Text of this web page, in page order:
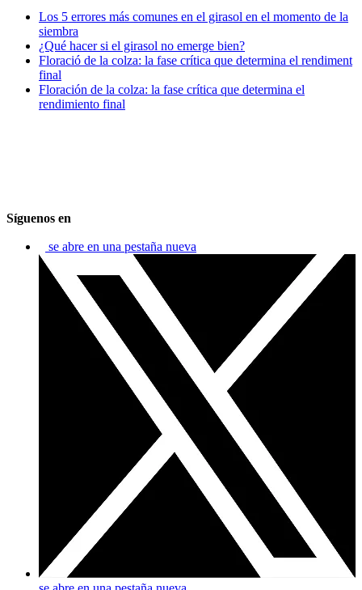
Los 5 errores más comunes en el girasol en el momento de la
siembra
¿Qué hacer si el girasol no emerge bien?
Floració de la colza: la fase crítica que determina el rendiment
final
Floración de la colza: la fase crítica que determina el
rendimiento final
Síguenos en
se abre en una pestaña nueva